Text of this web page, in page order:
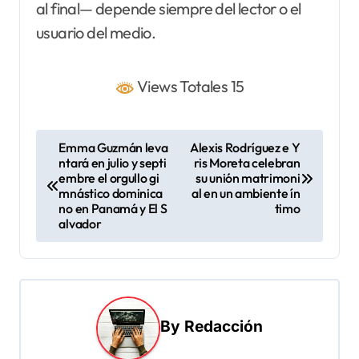
al final— depende siempre del lector o el
usuario del medio.
Views Totales 15
g
a
Emma Guzmán leva
ntará en julio y septi
embre el orgullo gi
mnástico dominica
no en Panamá y El S
alvador
Alexis Rodríguez e Y
ris Moreta celebran
su unión matrimoni
al en un ambiente ín
timo
By Redacción